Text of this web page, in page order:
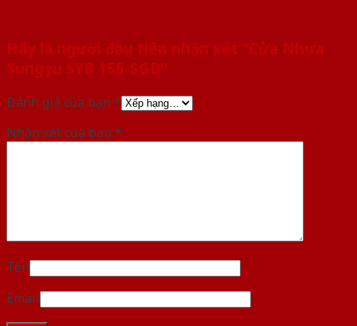
Hãy là người đầu tiên nhận xét “Cửa Nhựa
Sungyu SYB 155-SGD”
Đánh giá của bạn *
Nhận xét của bạn *
Tên
Email